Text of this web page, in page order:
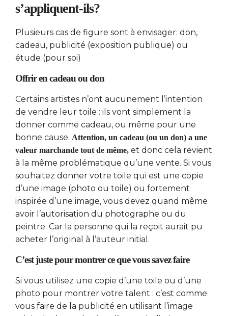
s’appliquent-ils?
Plusieurs cas de figure sont à envisager: don,
cadeau, publicité (exposition publique) ou
étude (pour soi)
Offrir en cadeau ou don
Certains artistes n’ont aucunement l’intention
de vendre leur toile : ils vont simplement la
donner comme cadeau, ou même pour une
bonne cause. Attention, un cadeau (ou un don) a une
valeur marchande tout de même, et donc cela revient
à la même problématique qu’une vente. Si vous
souhaitez donner votre toile qui est une copie
d’une image (photo ou toile) ou fortement
inspirée d’une image, vous devez quand même
avoir l’autorisation du photographe ou du
peintre. Car la personne qui la reçoit aurait pu
acheter l’original à l’auteur initial.
C’est juste pour montrer ce que vous savez faire
Si vous utilisez une copie d’une toile ou d’une
photo pour montrer votre talent : c’est comme
vous faire de la publicité en utilisant l’image